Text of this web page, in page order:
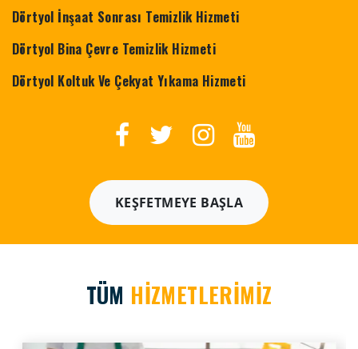
Dörtyol İnşaat Sonrası Temizlik Hizmeti
Dörtyol Bina Çevre Temizlik Hizmeti
Dörtyol Koltuk Ve Çekyat Yıkama Hizmeti
KEŞFETMEYE BAŞLA
TÜM HİZMETLERİMİZ